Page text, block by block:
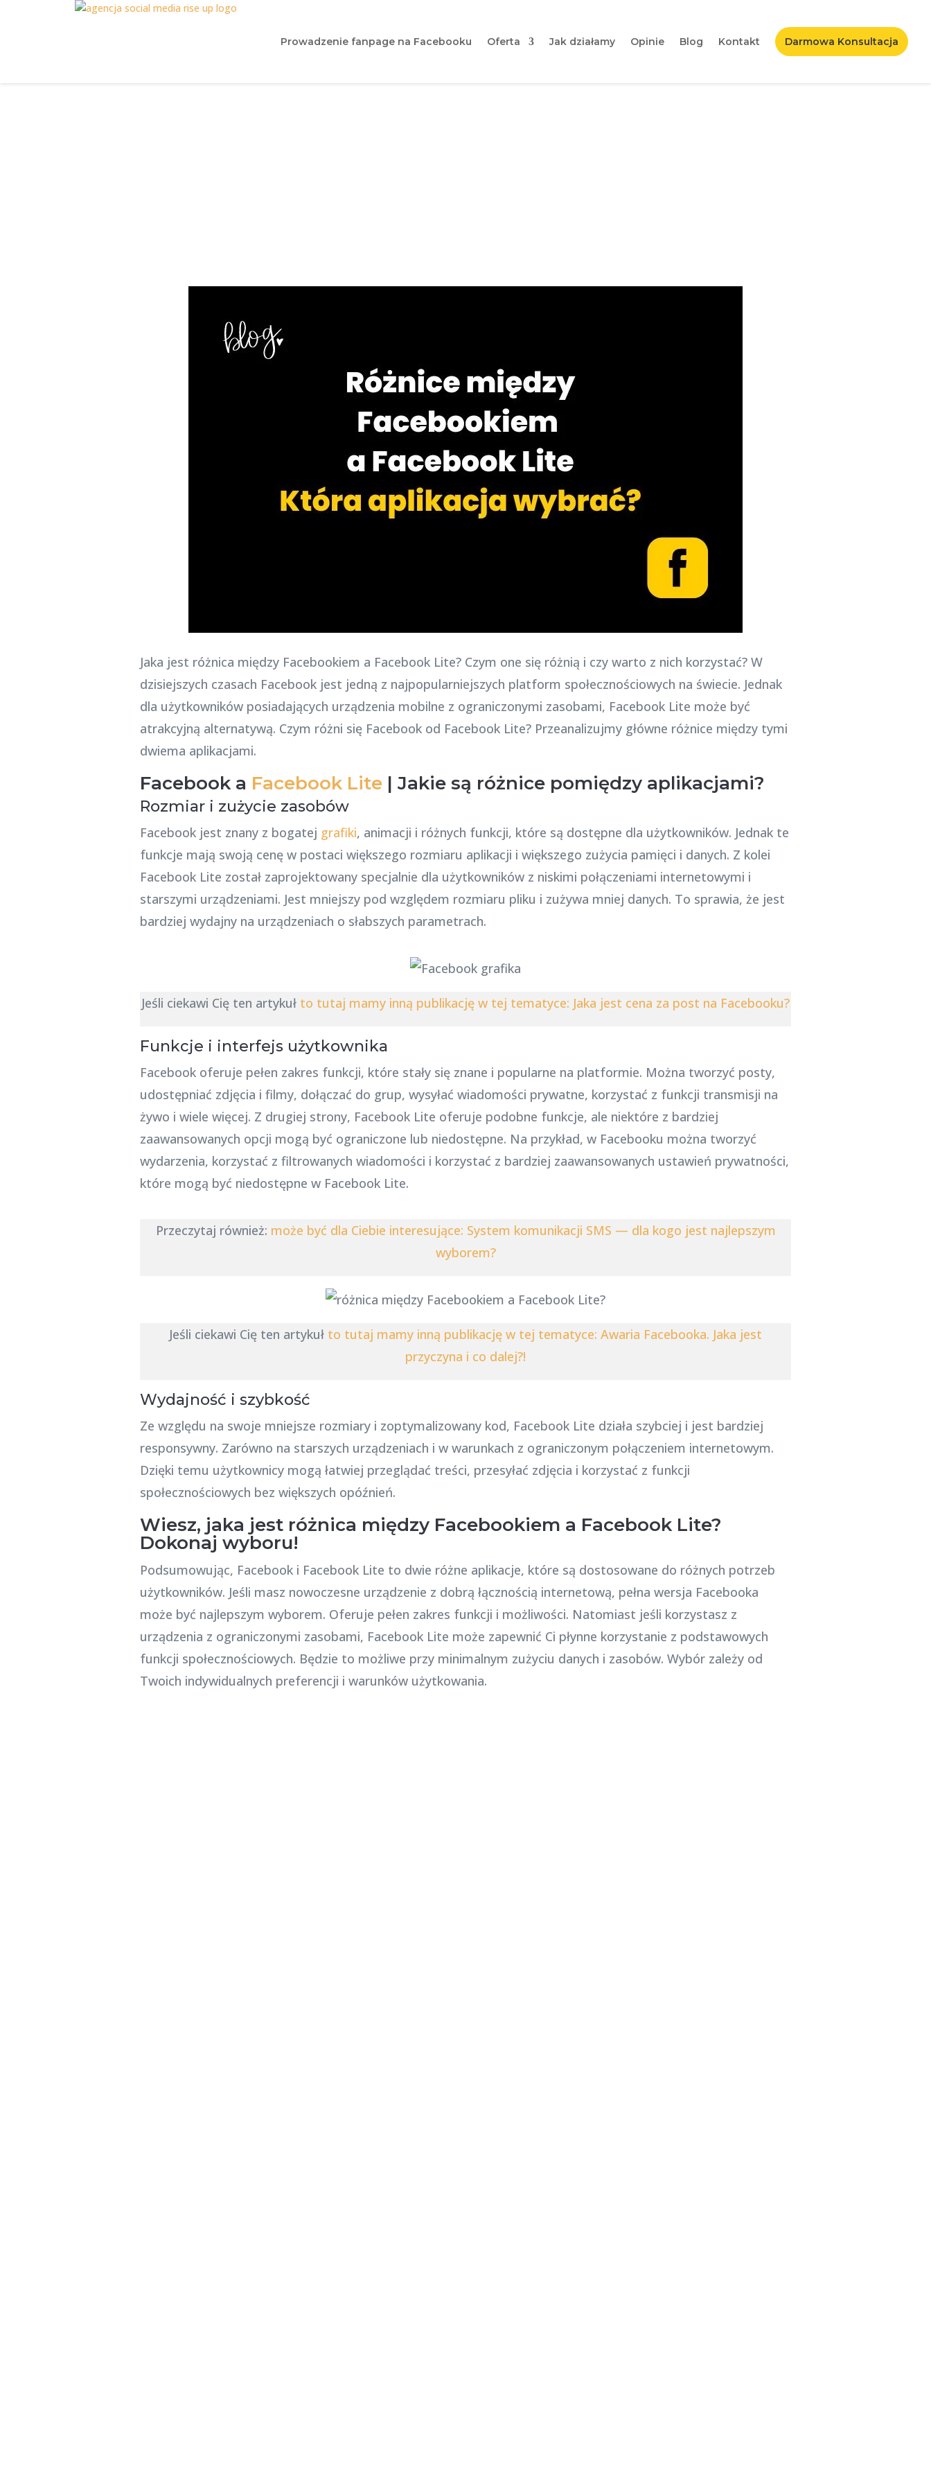
Prowadzenie fanpage na Facebooku Oferta Jak działamy Opinie Blog Kontakt Darmowa Konsultacja
Jaka jest różnica między Facebookiem a Facebook Lite? Czym one się różnią i czy warto z nich korzystać? W
dzisiejszych czasach Facebook jest jedną z najpopularniejszych platform społecznościowych na świecie. Jednak
dla użytkowników posiadających urządzenia mobilne z ograniczonymi zasobami, Facebook Lite może być
atrakcyjną alternatywą. Czym różni się Facebook od Facebook Lite? Przeanalizujmy główne różnice między tymi
dwiema aplikacjami.
Facebook a Facebook Lite| Jakie są różnice pomiędzy aplikacjami?
Rozmiar i zużycie zasobów
Facebook jest znany z bogatej grafiki, animacji i różnych funkcji, które są dostępne dla użytkowników. Jednak te
funkcje mają swoją cenę w postaci większego rozmiaru aplikacji i większego zużycia pamięci i danych. Z kolei
Facebook Lite został zaprojektowany specjalnie dla użytkowników z niskimi połączeniami internetowymi i
starszymi urządzeniami. Jest mniejszy pod względem rozmiaru pliku i zużywa mniej danych. To sprawia, że jest
bardziej wydajny na urządzeniach o słabszych parametrach.
Jeśli ciekawi Cię ten artykuł to tutaj mamy inną publikację w tej tematyce: Jaka jest cena za post na Facebooku?
Funkcje i interfejs użytkownika
Facebook oferuje pełen zakres funkcji, które stały się znane i popularne na platformie. Można tworzyć posty,
udostępniać zdjęcia i filmy, dołączać do grup, wysyłać wiadomości prywatne, korzystać z funkcji transmisji na
żywo i wiele więcej. Z drugiej strony, Facebook Lite oferuje podobne funkcje, ale niektóre z bardziej
zaawansowanych opcji mogą być ograniczone lub niedostępne. Na przykład, w Facebooku można tworzyć
wydarzenia, korzystać z filtrowanych wiadomości i korzystać z bardziej zaawansowanych ustawień prywatności,
które mogą być niedostępne w Facebook Lite.
Przeczytaj również: może być dla Ciebie interesujące: System komunikacji SMS — dla kogo jest najlepszym
wyborem?
Jeśli ciekawi Cię ten artykuł to tutaj mamy inną publikację w tej tematyce: Awaria Facebooka. Jaka jest
przyczyna i co dalej?!
Wydajność i szybkość
Ze względu na swoje mniejsze rozmiary i zoptymalizowany kod, Facebook Lite działa szybciej i jest bardziej
responsywny. Zarówno na starszych urządzeniach i w warunkach z ograniczonym połączeniem internetowym.
Dzięki temu użytkownicy mogą łatwiej przeglądać treści, przesyłać zdjęcia i korzystać z funkcji
społecznościowych bez większych opóźnień.
Wiesz, jaka jest różnica między Facebookiem a Facebook Lite?
Dokonaj wyboru!
Podsumowując, Facebook i Facebook Lite to dwie różne aplikacje, które są dostosowane do różnych potrzeb
użytkowników. Jeśli masz nowoczesne urządzenie z dobrą łącznością internetową, pełna wersja Facebooka
może być najlepszym wyborem. Oferuje pełen zakres funkcji i możliwości. Natomiast jeśli korzystasz z
urządzenia z ograniczonymi zasobami, Facebook Lite może zapewnić Ci płynne korzystanie z podstawowych
funkcji społecznościowych. Będzie to możliwe przy minimalnym zużyciu danych i zasobów. Wybór zależy od
Twoich indywidualnych preferencji i warunków użytkowania.